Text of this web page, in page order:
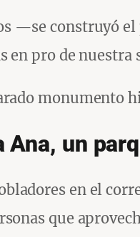
—se construyó
en pro de nuestra
monumento
Ana, un
en el
que